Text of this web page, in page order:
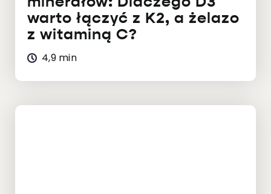
warto łączyć z K2, a żelazo
z witaminą C?
4,9 min